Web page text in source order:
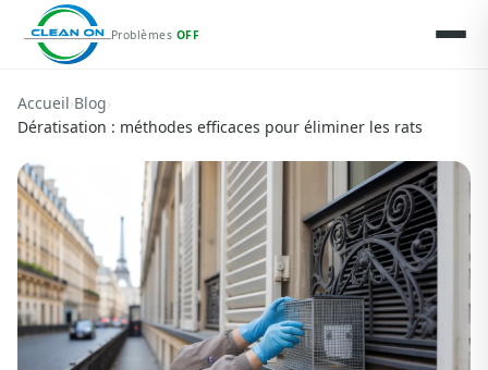
Problèmes OFF
Accueil›Blog›
Dératisation : méthodes efficaces pour éliminer les rats